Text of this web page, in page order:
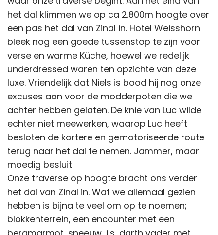
het dal klimmen we op ca 2.800m hoogte over
een pas het dal van Zinal in. Hotel Weisshorn
bleek nog een goede tussenstop te zijn voor
verse en warme Küche, hoewel we redelijk
underdressed waren ten opzichte van deze
luxe. Vriendelijk dat Niels is bood hij nog onze
excuses aan voor de modderpoten die we
achter hebben gelaten. De knie van Luc wilde
echter niet meewerken, waarop Luc heeft
besloten de kortere en gemotoriseerde route
terug naar het dal te nemen. Jammer, maar
moedig besluit.
Onze traverse op hoogte bracht ons verder
het dal van Zinal in. Wat we allemaal gezien
hebben is bijna te veel om op te noemen;
blokkenterrein, een encounter met een